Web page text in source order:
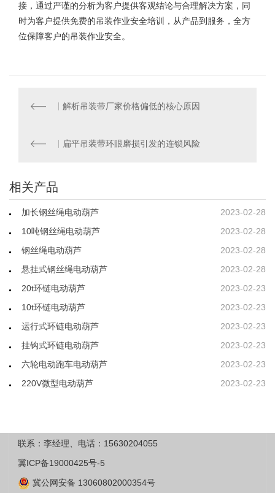
接，通过严谨的分析为客户提供客观结论与合理解决方案，同
时为客户提供免费的吊装作业安全培训，从产品到服务，全方
位保障客户的吊装作业安全。
解析吊装带厂家价格偏低的核心原因
扁平吊装带环眼磨损引发的连锁风险
相关产品
2023-02-28
加长钢丝绳电动葫芦
2023-02-28
10吨钢丝绳电动葫芦
2023-02-28
钢丝绳电动葫芦
2023-02-28
悬挂式钢丝绳电动葫芦
2023-02-23
20t环链电动葫芦
2023-02-23
10t环链电动葫芦
2023-02-23
运行式环链电动葫芦
2023-02-23
挂钩式环链电动葫芦
2023-02-23
六轮电动跑车电动葫芦
2023-02-23
220V微型电动葫芦
联系：李经理、电话：15630204055
冀ICP备19000425号-5
冀公网安备 13060802000354号